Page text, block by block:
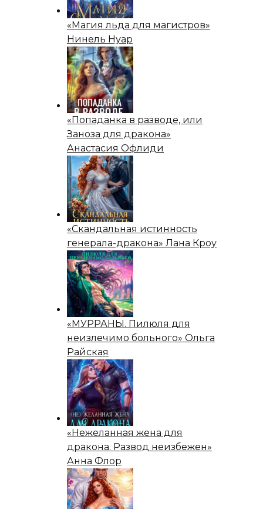
«Магия льда для магистров»
Нинель Нуар
«Попаданка в разводе, или
Заноза для дракона»
Анастасия Офлиди
«Скандальная истинность
генерала-дракона» Лана Кроу
«МУРРАНЫ. Пилюля для
неизлечимо больного» Ольга
Райская
«Нежеланная жена для
дракона. Развод неизбежен»
Анна Флор